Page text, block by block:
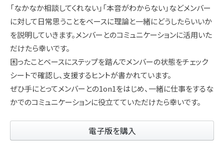
「なかなか相談してくれない」「本音がわからない」などメンバー
に対して日常思うことをベースに理論と一緒にどうしたらいいか
を説明していきます。メンバーとのコミュニケーションに活用いた
だけたら幸いです。
困ったことベースにステップを踏んでメンバーの状態をチェック
シートで確認し、支援するヒントが書かれています。
ぜひ手にとってメンバーとの1on1をはじめ、一緒に仕事をするな
かでのコミュニケーションに役立てていただけたら幸いです。
電子版を購入